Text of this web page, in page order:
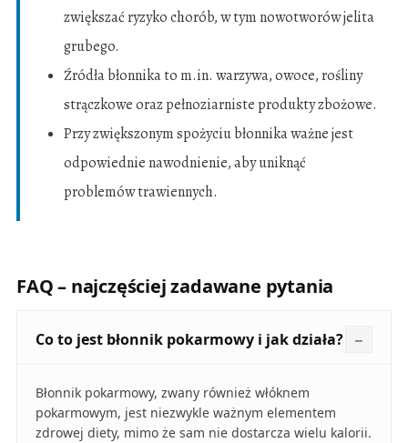
zwiększać ryzyko chorób, w tym nowotworów jelita
grubego.
Źródła błonnika to m.in. warzywa, owoce, rośliny
strączkowe oraz pełnoziarniste produkty zbożowe.
Przy zwiększonym spożyciu błonnika ważne jest
odpowiednie nawodnienie, aby uniknąć
problemów trawiennych.
FAQ – najczęściej zadawane pytania
Co to jest błonnik pokarmowy i jak działa?
Błonnik pokarmowy, zwany również włóknem
pokarmowym, jest niezwykle ważnym elementem
zdrowej diety, mimo że sam nie dostarcza wielu kalorii.